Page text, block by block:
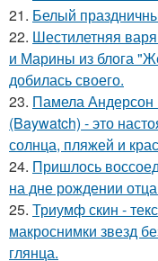
21. Белый
22. Шестилетняя
и Марины из блога
добилась своего.
23. Памела Андерсон
(Baywatch) - это
солнца, пляжей и
24. Пришлось
на дне рождении
25. Триумф скин -
макроснимки звезд
глянца.